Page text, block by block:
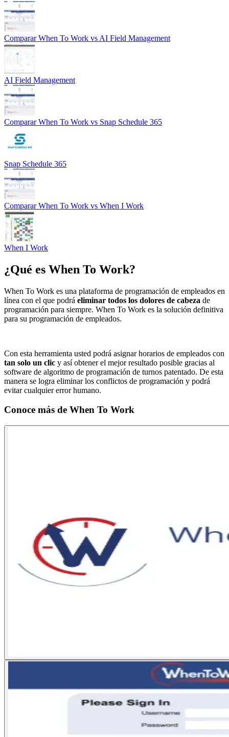
Comparar When To Work vs AI Field Management
AI Field Management
Comparar When To Work vs Snap Schedule 365
Snap Schedule 365
Comparar When To Work vs When I Work
When I Work
¿Qué es When To Work?
When To Work es una plataforma de programación de empleados en
línea con el que podrá eliminar todos los dolores de cabeza de
programación para siempre. When To Work es la solución definitiva
para su programación de empleados.
Con esta herramienta usted podrá asignar horarios de empleados con
tan solo un clic y así obtener el mejor resultado posible gracias al
software de algoritmo de programación de turnos patentado. De esta
manera se logra eliminar los conflictos de programación y podrá
evitar cualquier error humano.
Conoce más de When To Work